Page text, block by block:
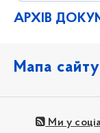
АРХІВ
Мапа сайту
Ми у